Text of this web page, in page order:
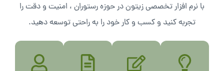
با نرم افزار تخصصی زیتون در حوزه رستوران ، امنیت و دقت را
تجربه کنید و کسب و کار خود را به راحتی توسعه دهید.